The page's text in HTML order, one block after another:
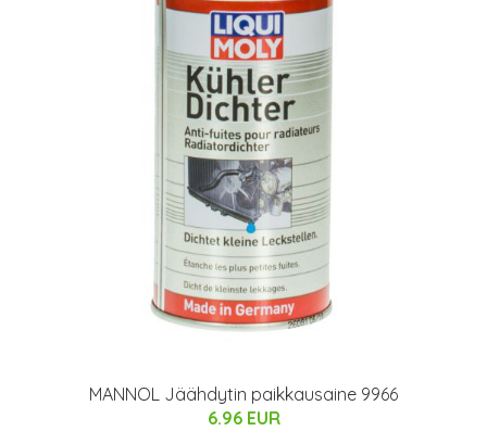
MANNOL Jäähdytin paikkausaine 9966
6.96 EUR